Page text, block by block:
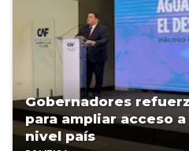
Gobernadores
para ampliar acceso
nivel país